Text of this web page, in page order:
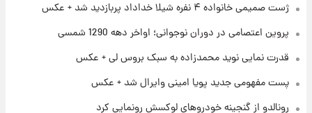
کرد ژست صمیمی خانواده ۴ نفره شیلا خداداد پربازدید شد + عکس
پروین اعتصامی در دوران نوجوانی؛ اواخر دهه 1290 شمسی
قدرت نمایی نوید محمدزاده به سبک بروس لی + عکس
پست مفهومی جدید پویا امینی وایرال شد + عکس
رونالدو از گنجینه خودروهای لوکسش رونمایی کرد